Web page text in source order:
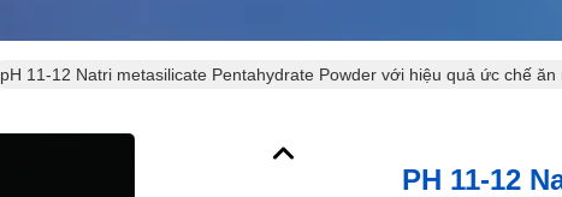
pH 11-12 Natri metasilicate Pentahydrate Powder với hiệu quả ức chế
PH 11-12